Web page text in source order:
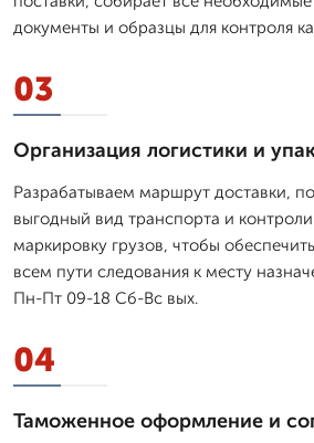
документы и образцы для контроля
03
Организация логистики и
Разрабатываем маршрут доставки,
выгодный вид транспорта и
маркировку грузов, чтобы
всем пути следования к месту
Пн-Пт 09-18 Сб-Вс вых.
04
Таможенное оформление и